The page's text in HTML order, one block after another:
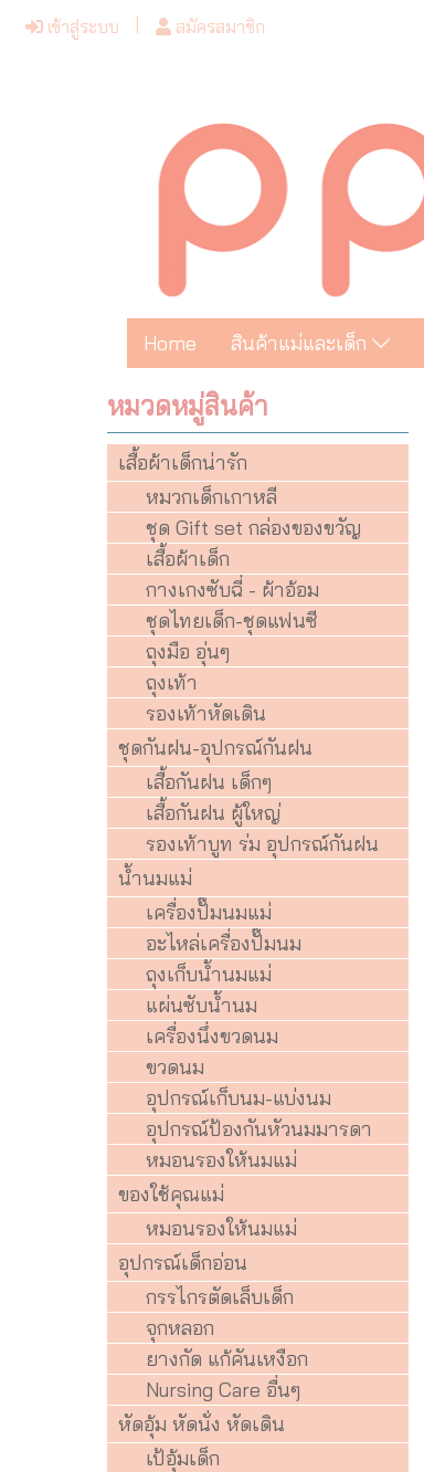
เข้าสู่ระบบ สมัครสมาชิก
Home สินค้าแม่และเด็ก
หมวดหมู่สินค้า
เสื้อผ้าเด็กน่ารัก
หมวกเด็กเกาหลี
ชุด Gift set กล่องของขวัญ
เสื้อผ้าเด็ก
กางเกงซับฉี่ - ผ้าอ้อม
ชุดไทยเด็ก-ชุดแฟนซี
ถุงมือ อุ่นๆ
ถุงเท้า
รองเท้าหัดเดิน
ชุดกันฝน-อุปกรณ์กันฝน
เสื้อกันฝน เด็กๆ
เสื้อกันฝน ผู้ใหญ่
รองเท้าบูท ร่ม อุปกรณ์กันฝน
น้ำนมแม่
เครื่องปั๊มนมแม่
อะไหล่เครื่องปั๊มนม
ถุงเก็บน้ำนมแม่
แผ่นซับน้ำนม
เครื่องนึ่งขวดนม
ขวดนม
อุปกรณ์เก็บนม-แบ่งนม
อุปกรณ์ป้องกันหัวนมมารดา
หมอนรองให้นมแม่
ของใช้คุณแม่
หมอนรองให้นมแม่
อุปกรณ์เด็กอ่อน
กรรไกรตัดเล็บเด็ก
จุกหลอก
ยางกัด แก้คันเหงือก
Nursing Care อื่นๆ
หัดอุ้ม หัดนั่ง หัดเดิน
เป้อุ้มเด็ก